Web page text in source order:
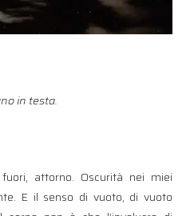
in testa.
attorno. Oscurità nei miei
E il senso di vuoto, di vuoto